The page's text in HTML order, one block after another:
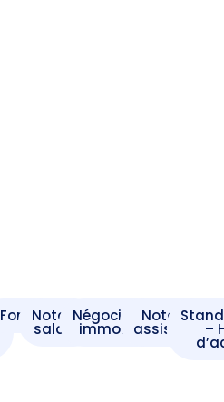
Formaliste
Notaire
salarié
Négociateur
immobilier
Notaire
assistant –